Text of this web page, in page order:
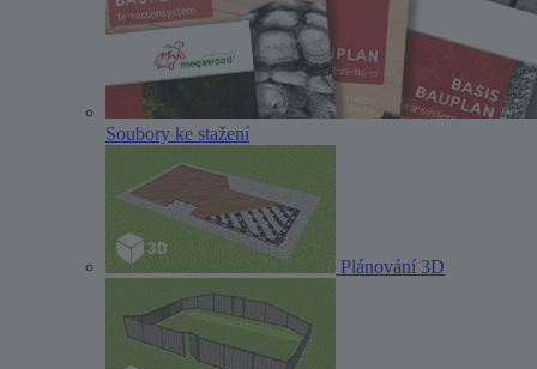
Soubory ke stažení
Plánování 3D